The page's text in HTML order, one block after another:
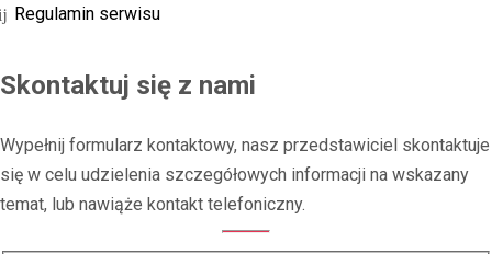
Regulamin serwisu
Skontaktuj się z nami
Wypełnij formularz kontaktowy, nasz przedstawiciel skontaktuje
się w celu udzielenia szczegółowych informacji na wskazany
temat, lub nawiąże kontakt telefoniczny.